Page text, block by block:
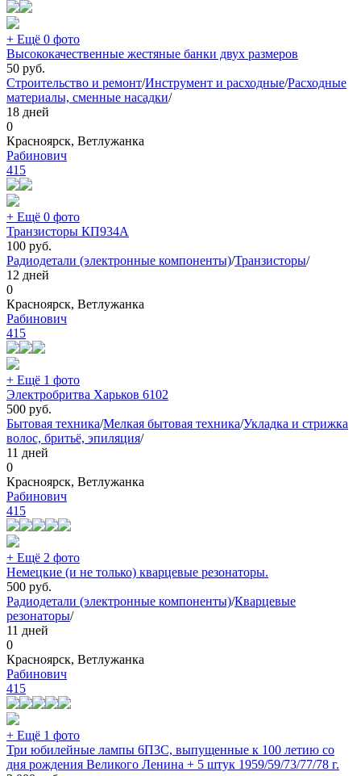
+ Ещё 0 фото
Высококачественные жестяные банки двух размеров
50 руб.
Строительство и ремонт/Инструмент и расходные/Расходные
материалы, сменные насадки/
18 дней
0
Красноярск, Ветлужанка
Рабинович
415
+ Ещё 0 фото
Транзисторы КП934А
100 руб.
Радиодетали (электронные компоненты)/Транзисторы/
12 дней
0
Красноярск, Ветлужанка
Рабинович
415
+ Ещё 1 фото
Электробритва Харьков 6102
500 руб.
Бытовая техника/Мелкая бытовая техника/Укладка и стрижка
волос, бритьё, эпиляция/
11 дней
0
Красноярск, Ветлужанка
Рабинович
415
+ Ещё 2 фото
Немецкие (и не только) кварцевые резонаторы.
500 руб.
Радиодетали (электронные компоненты)/Кварцевые
резонаторы/
11 дней
0
Красноярск, Ветлужанка
Рабинович
415
+ Ещё 1 фото
Три юбилейные лампы 6П3С, выпущенные к 100 летию со
дня рождения Великого Ленина + 5 штук 1959/59/73/77/78 г.